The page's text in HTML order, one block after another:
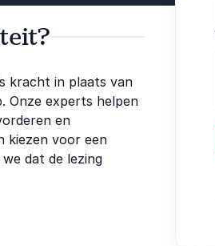
kracht in plaats van
Onze experts helpen
en
kiezen voor een
dat de lezing